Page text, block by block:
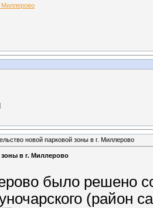
новой парковой зоны в г. Миллерово
в г. Миллерово
было решено
(район